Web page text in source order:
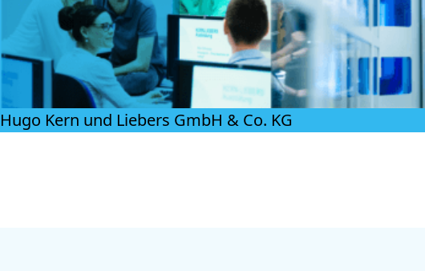
Hugo Kern und Liebers GmbH & Co. KG